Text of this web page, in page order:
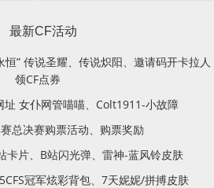
最新CF活动
恒” 传说圣耀、传说炽阳、邀请码开卡拉人
领CF点券
址 女仆网管喵喵、Colt1911-小故障
总决赛购票活动、购票奖励
卡片、B站闪光弹、雷神-蓝风铃皮肤
冠军炫彩背包、7天妮妮/拼搏皮肤